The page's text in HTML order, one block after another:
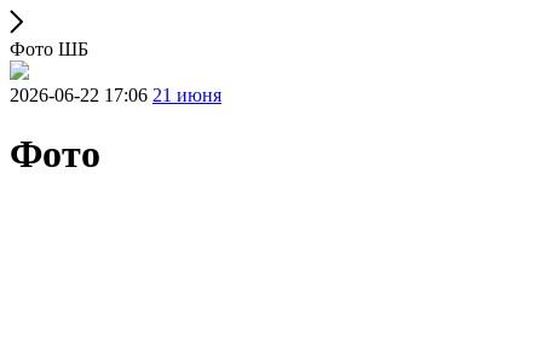
Фото ШБ
2026-06-22 17:06 21 июня
Фото